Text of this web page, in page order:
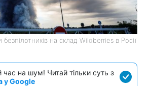
безпілотників на склад Wildberries в Росії
час на шум! Читай тільки суть з
у Google